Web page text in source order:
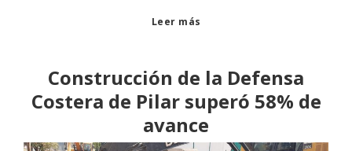
Leer más
Construcción de la Defensa
Costera de Pilar superó 58% de
avance